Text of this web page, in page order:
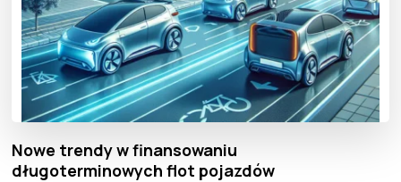
Nowe trendy w finansowaniu
długoterminowych flot pojazdów